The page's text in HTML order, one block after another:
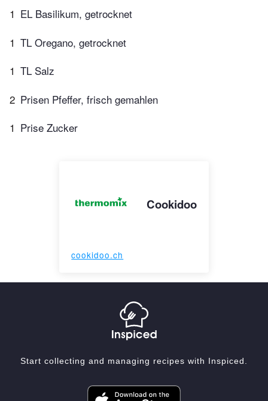
1 EL Basilikum, getrocknet
1 TL Oregano, getrocknet
1 TL Salz
2 Prisen Pfeffer, frisch gemahlen
1 Prise Zucker
Cookidoo
cookidoo.ch
Start collecting and managing recipes with Inspiced.